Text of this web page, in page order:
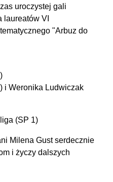
uroczystej gali
laureatów VI
"Arbuz do
i Weronika Ludwiczak
(SP 1)
Milena Gust serdecznie
i życzy dalszych